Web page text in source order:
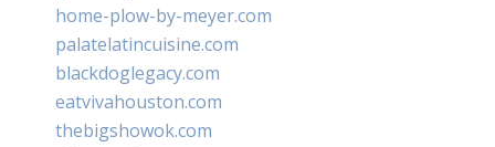
home-plow-by-meyer.com
palatelatincuisine.com
blackdoglegacy.com
eatvivahouston.com
thebigshowok.com